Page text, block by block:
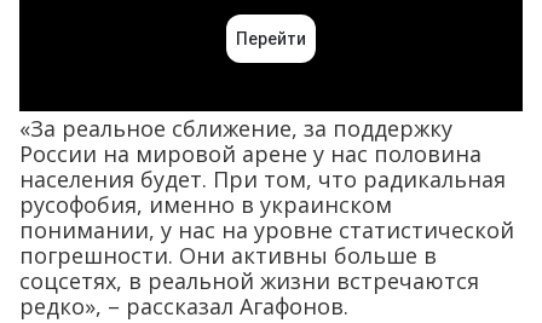
«За реальное сближение, за поддержку
России на мировой арене у нас половина
населения будет. При том, что радикальная
русофобия, именно в украинском
понимании, у нас на уровне статистической
погрешности. Они активны больше в
соцсетях, в реальной жизни встречаются
редко», – рассказал Агафонов.